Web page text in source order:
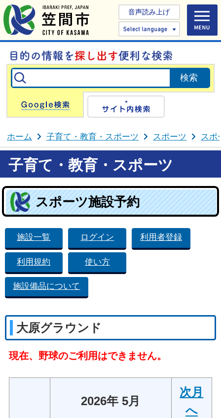
音声読み上げ
Select
Google検索
ホーム 子育て・教育・スポーツ スポーツ スポ
子育て・教育・スポーツ
スポーツ施設予約
施設一覧 ログイン 利用者登録
利用規約 使い方
施設備品について
大原グラウンド
現在、野球のご利用はできません。
2026年 5月
次月
へ